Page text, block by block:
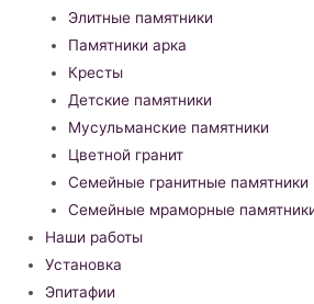
Элитные памятники
Памятники арка
Кресты
Детские памятники
Мусульманские памятники
Цветной гранит
Семейные гранитные памятники
Семейные мраморные
Наши работы
Установка
Эпитафии